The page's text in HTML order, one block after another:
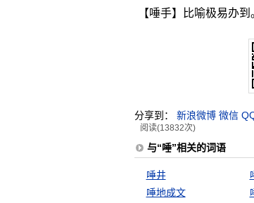
【唾手】比喻极易办到
分享到： 新浪微博 微信
阅读(13832次)
与“唾”相关的词语
唾井
唾地成文